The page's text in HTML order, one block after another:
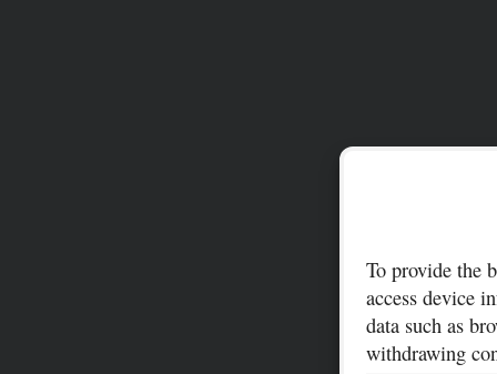
To provide the
access device
data such as
withdrawing